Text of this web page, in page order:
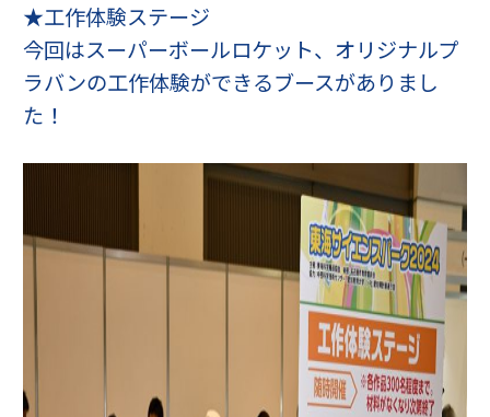
★工作体験ステージ
今回はスーパーボールロケット、オリジナルプ
ラバンの工作体験ができるブースがありまし
た！